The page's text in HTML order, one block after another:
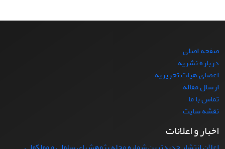
صفحه اصلی
درباره نشریه
اعضای هیات تحریریه
ارسال مقاله
تماس با ما
نقشه سایت
اخبار و اعلانات